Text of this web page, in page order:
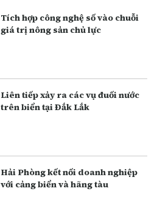
Tích hợp công nghệ số vào chuỗi
giá trị nông sản chủ lực
Liên tiếp xảy ra các vụ đuối nước
trên biển tại Đắk Lắk
Hải Phòng kết nối doanh nghiệp
với cảng biển và hãng tàu